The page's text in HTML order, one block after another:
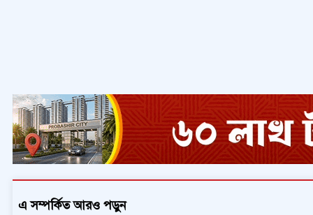
এ সম্পর্কিত আরও পড়ুন